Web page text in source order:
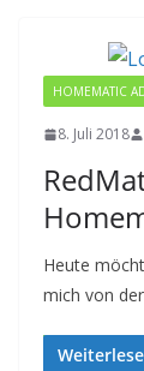
HOMEMATIC
8. Juli 2018
Heute
mich von